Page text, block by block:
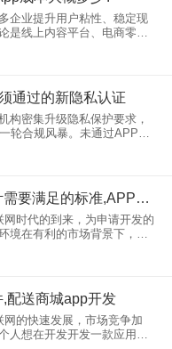
企业提升用户粘性、稳定现
是线上内容平台、电商零
美容行业，拥有一款专属的
连接用户与服务的关键入
通过的新隐私认证
构密集升级隐私保护要求，
轮合规风暴。未通过APP新
面临巨额罚款（部分案例罚
，更可能被应用商店强制下
移动app开发设计需要满足的标准,APP开发需要什么流程
网时代的到来，为申请开发的
境在有利的市场背景下，申
竞争越来越激烈。全球各大
配送商城app开发
网的快速发展，市场竞争加
人想在开发开发一款应用以